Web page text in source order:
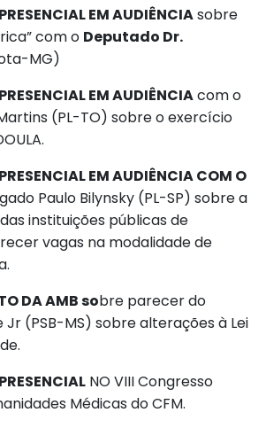
EM AUDIÊNCIAsobre
com o Deputado Dr.
MG)
EM AUDIÊNCIAcom o
(PL-TO) sobre o exercício
EM AUDIÊNCIA COM O
Paulo Bilynsky (PL-SP) sobre a
instituições públicas de
vagas na modalidade de
DA AMB sobre parecer do
(PSB-MS) sobre alterações à Lei
NO VIII Congresso
Médicas do CFM.